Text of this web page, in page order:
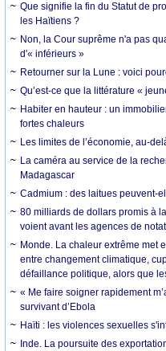
Que signifie la fin du Statut de
les Haïtiens ?
Non, la Cour suprême n'a pas
d'« inférieurs »
Retourner sur la Lune : voici
Qu’est-ce que la littérature «
Habiter en hauteur : un
fortes chaleurs
Les limites de l’économie, au-
La caméra au service de la
Madagascar
Cadmium : des laitues peuvent-
80 milliards de dollars promis à
voient avant les agences de
Monde. La chaleur extrême met
entre changement climatique,
défaillance politique, alors que
« Me faire soigner rapidement
survivant d’Ebola
Haïti : les violences sexuelles
Inde. La poursuite des